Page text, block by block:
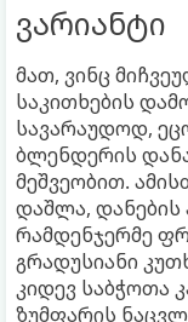
ვარიანტი
მათ, ვინც
საკითხების
სავარაუდოდ,
ბლენდერის დანა
მეშვეობით.
დაშლა, დანების
რამდენჯერმე
გრადუსიანი
კიდევ საბჭოთა
ზუმფარის